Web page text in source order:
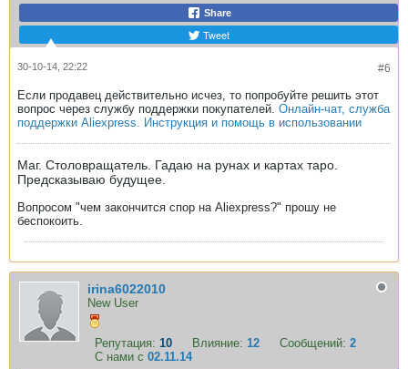
Share
Tweet
#6
30-10-14, 22:22
Если продавец действительно исчез, то попробуйте решить этот
вопрос через службу поддержки покупателей. Онлайн-чат, служба
поддержки Aliexpress. Инструкция и помощь в использовании
Маг. Столовращатель. Гадаю на рунах и картах таро.
Предсказываю будущее.
Вопросом "чем закончится спор на Aliexpress?" прошу не
беспокоить.
irina6022010
New User
Репутация: 10 Влияние: 12 Сообщений: 2
С нами с 02.11.14